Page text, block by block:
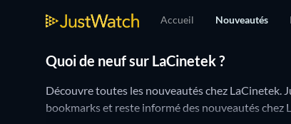
Accueil Nouveautés
Quoi de neuf sur LaCinetek ?
Découvre toutes les nouveautés chez LaCinetek.
bookmarks et reste informé des nouveautés chez